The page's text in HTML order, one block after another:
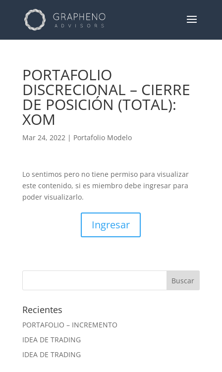
PORTAFOLIO
DISCRECIONAL – CIERRE
DE POSICIÓN (TOTAL):
XOM
Mar 24, 2022| Portafolio Modelo
Lo sentimos pero no tiene permiso para visualizar
este contenido, si es miembro debe ingresar para
poder visualizarlo.
Ingresar
Recientes
PORTAFOLIO – INCREMENTO
IDEA DE TRADING
IDEA DE TRADING